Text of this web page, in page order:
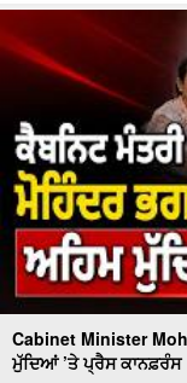
Cabinet Minister
ਮੁੱਦਿਆਂ ’ਤੇ ਪ੍ਰੈਸ ਕਾਨਫ਼ਰੰਸ